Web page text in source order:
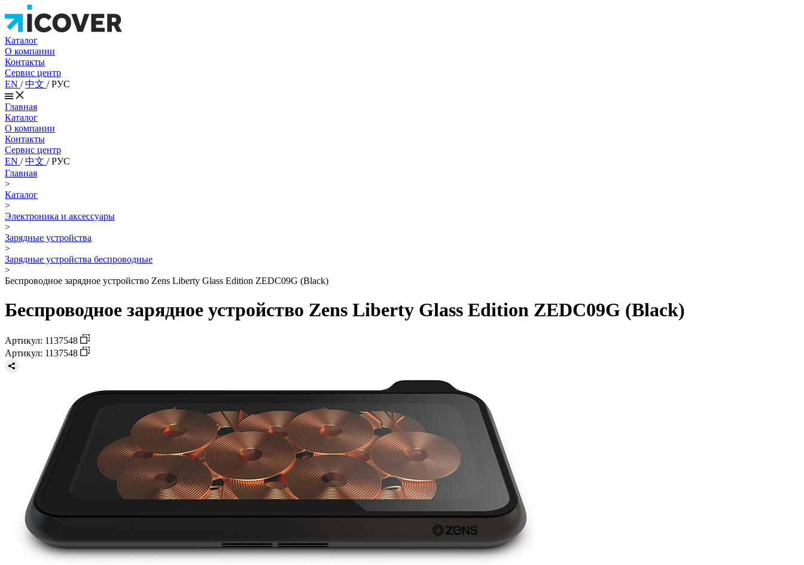
Каталог
О компании
Контакты
Сервис центр
EN /中文 /РУС
Главная
Каталог
О компании
Контакты
Сервис центр
EN /中文 /РУС
Главная
>
Каталог
>
Электроника и аксессуары
>
Зарядные устройства
>
Зарядные устройства беспроводные
>
Беспроводное зарядное устройство Zens Liberty Glass Edition ZEDC09G (Black)
Беспроводное зарядное устройство Zens Liberty Glass Edition ZEDC09G (Black)
Артикул: 1137548
Артикул: 1137548